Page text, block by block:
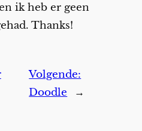
ik heb er geen
Thanks!
Volgende:
Doodle
→